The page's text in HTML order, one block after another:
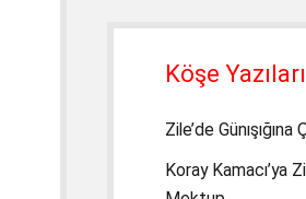
Köşe
Zile’de
Koray Kamacı’ya